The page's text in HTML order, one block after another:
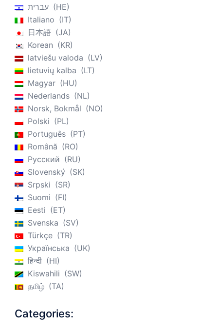
עברית
HE
Italiano
IT
日本語
JA
Korean
KR
latviešu valoda
LV
lietuvių kalba
LT
Magyar
HU
Nederlands
NL
Norsk, Bokmål
NO
Polski
PL
Português
PT
Română
RO
Русский
RU
Slovenský
SK
Srpski
SR
Suomi
FI
Eesti
ET
Svenska
SV
Türkçe
TR
Українська
UK
हिन्दी
HI
Kiswahili
SW
தமிழ்
TA
Categories: